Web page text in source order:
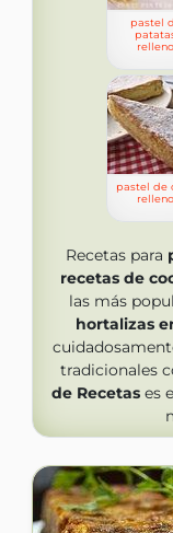
pastel
relleno
pastel de
relleno
Recetas para
recetas de
las más
hortalizas
tradicionales
de Recetas es